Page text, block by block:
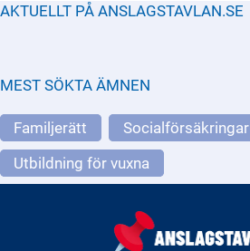
utbildning (tidigare särvux
AKTUELLT PÅ ANSLAGSTAVLAN.SE
MEST SÖKTA ÄMNEN
Familjerätt Socialförsäkringar
Utbildning för vuxna